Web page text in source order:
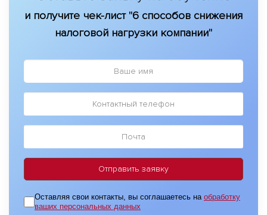
и получите чек-лист "6 способов снижения
налоговой нагрузки компании"
Оставляя свои контакты, вы соглашаетесь на обработку
ваших персональных данных